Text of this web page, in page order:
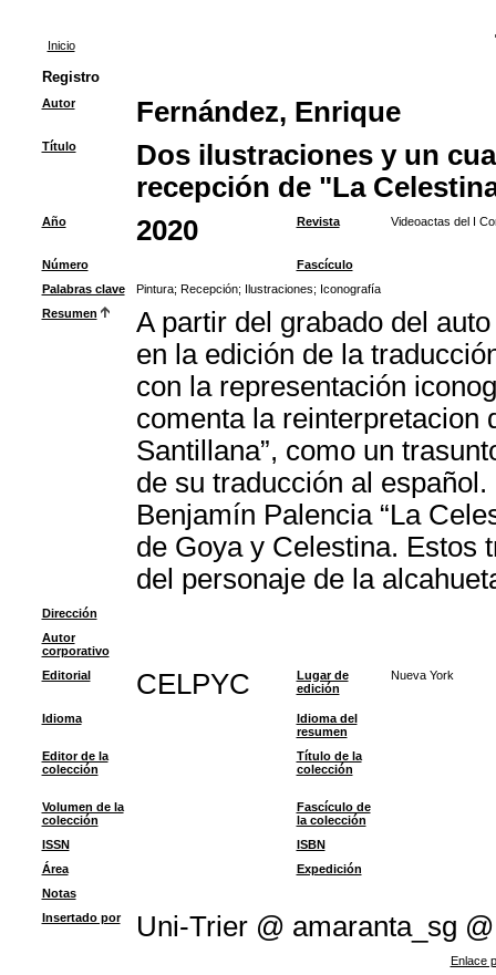
Inicio
Registro
Autor Fernández, Enrique
Título
Dos ilustraciones y un
recepción de "La
Año 2020 Revista Videoactas del I
Número
Fascículo
Palabras clave
Pintura; Recepción; Ilustraciones; Iconografía
Resumen
A partir del grabado del
en la edición de la
con la representación
comenta la reinterpretacion
Santillana”, como un
de su traducción al
Benjamín Palencia “La
de Goya y Celestina. Estos
del personaje de la
Dirección
Autor
corporativo
Editorial
CELPYC
Lugar de
edición
Nueva York
Idioma
Idioma del
resumen
Editor de la
colección
Título de la
colección
Volumen de la
colección
Fascículo de
la colección
ISSN
ISBN
Área
Expedición
Notas
Insertado por
Uni-Trier @ amaranta_sg @
Enlace